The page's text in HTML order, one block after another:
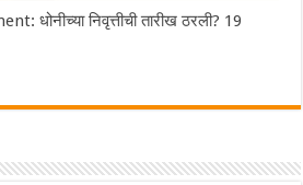
धोनीच्या निवृत्तीची तारीख ठरली? 19